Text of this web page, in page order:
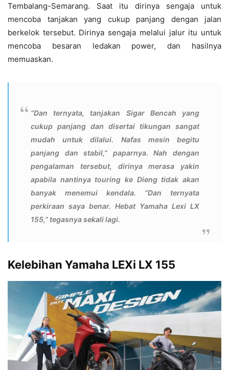
Tembalang-Semarang. Saat itu dirinya sengaja untuk
mencoba tanjakan yang cukup panjang dengan jalan
berkelok tersebut. Dirinya sengaja melalui jalur itu untuk
mencoba besaran ledakan power, dan hasilnya
memuaskan.
“Dan ternyata, tanjakan Sigar Bencah yang
cukup panjang dan disertai tikungan sangat
mudah untuk dilalui. Nafas mesin begitu
panjang dan stabil,” paparnya. Nah dengan
pengalaman tersebut, dirinya merasa yakin
apabila nantinya touring ke Dieng tidak akan
banyak menemui kendala. “Dan ternyata
perkiraan saya benar. Hebat Yamaha Lexi LX
155,” tegasnya sekali lagi.
Kelebihan Yamaha LEXi LX 155